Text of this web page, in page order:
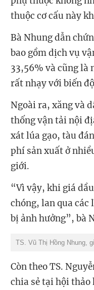
thuộc cơ cấu này
Bà Nhung dẫn
bao gồm dịch vụ
33,56% và cũng là
rất nhạy với biến
Ngoài ra, xăng và
thống vận tải nội
xát lúa gạo, tàu
phí sản xuất ở
giới.
“Vì vậy, khi giá
chóng, lan qua
bị ảnh hưởng”, bà
TS. Vũ Thị Hồng Nhung,
Còn theo TS.
chia sẻ tại hội thảo